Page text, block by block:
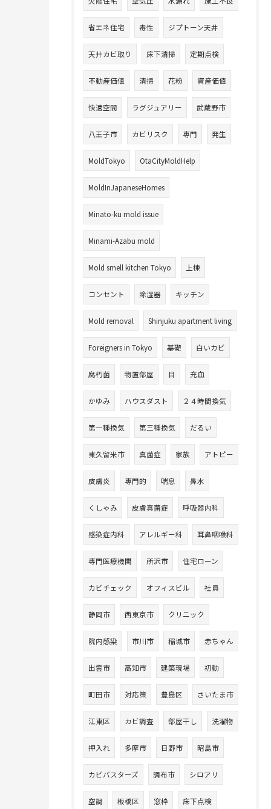
省エネ住宅 毒性 ジプトーン天井
天井カビ取り 床下清掃 定期点検
不動産価値 清掃 花粉 資産価値
快適空間 ラグジュアリー 武蔵野市
八王子市 カビリスク 専門 発生
MoldTokyo OtaCityMoldHelp
MoldInJapaneseHomes
Minato-ku mold issue
Minami-Azabu mold
Mold smell kitchen Tokyo 上棟
コンセント 除湿器 キッチン
Mold removal Shinjuku apartment living
Foreigners in Tokyo 基礎 白いカビ
腐朽菌 物置部屋 目 充血
かゆみ ハウスダスト ２４時間換気
第一種換気 第三種換気 だるい
東久留米市 真菌症 家族 アトピー
皮膚炎 専門的 喘息 鼻水
くしゃみ 皮膚真菌症 呼吸器内科
感染症内科 アレルギー科 耳鼻咽喉科
専門医療機関 所沢市 住宅ローン
カビチェック オフィスビル 社員
静岡市 西東京市 クリニック
院内感染 市川市 稲城市 赤ちゃん
出雲市 高知市 建築現場 初動
町田市 対応策 豊島区 さいたま市
江東区 カビ調査 部屋干し 洗濯物
押入れ 多摩市 日野市 昭島市
カビバスターズ​ 調布市 シロアリ
空調 板橋区 窓枠 床下点検